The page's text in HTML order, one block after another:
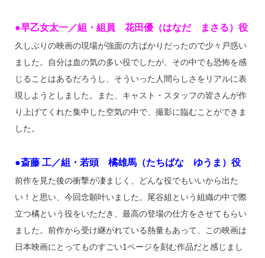
●早乙女太一／組・組員 花田優（はなだ まさる）役
久しぶりの映画の現場が強面の方ばかりだったので少々戸惑い
ました。自分は血の気の多い役でしたが、その中でも恐怖を感
じることはあるだろうし、そういった人間らしさをリアルに表
現しようとしました。また、キャスト・スタッフの皆さんが作
り上げてくれた集中した空気の中で、撮影に臨むことができま
した。
●斎藤 工／組・若頭 橘雄馬（たちばな ゆうま）役
前作を見た後の衝撃が凄まじく、どんな役でもいいから出た
い！と思い、今回念願叶いました。尾谷組という組織の中で際
立つ橘という役をいただき、最高の登場の仕方をさせてもらい
ました。前作から受け継がれている熱量もあって、この映画は
日本映画にとってものすごい1ページを刻む作品だと感じまし